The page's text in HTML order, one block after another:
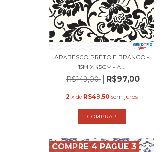
ARABESCO PRETO E BRANCO -
15M X 45CM - A...
R$149,00 R$97,00
2 x de R$48,50 sem juros
COMPRE 4 PAGUE 3